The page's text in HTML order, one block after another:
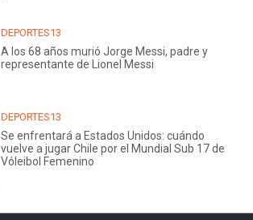
DEPORTES13
A los 68 años murió Jorge Messi, padre y
representante de Lionel Messi
DEPORTES13
Se enfrentará a Estados Unidos: cuándo
vuelve a jugar Chile por el Mundial Sub 17 de
Vóleibol Femenino